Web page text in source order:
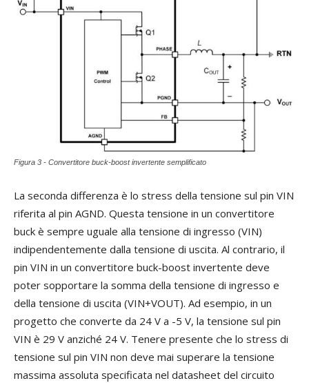
Figura 3 - Convertitore buck-boost invertente semplificato
La seconda differenza è lo stress della tensione sul pin VIN
riferita al pin AGND. Questa tensione in un convertitore
buck è sempre uguale alla tensione di ingresso (VIN)
indipendentemente dalla tensione di uscita. Al contrario, il
pin VIN in un convertitore buck-boost invertente deve
poter sopportare la somma della tensione di ingresso e
della tensione di uscita (VIN+VOUT). Ad esempio, in un
progetto che converte da 24 V a -5 V, la tensione sul pin
VIN è 29 V anziché 24 V. Tenere presente che lo stress di
tensione sul pin VIN non deve mai superare la tensione
massima assoluta specificata nel datasheet del circuito